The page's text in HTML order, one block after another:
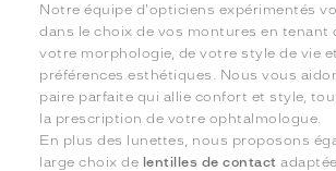
Notre équipe d'opticiens expérimentés
dans le choix de vos montures en tenant
votre morphologie, de votre style de vie
préférences esthétiques. Nous vous
paire parfaite qui allie confort et style,
la prescription de votre ophtalmologue.
En plus des lunettes, nous proposons
large choix de lentilles de contact